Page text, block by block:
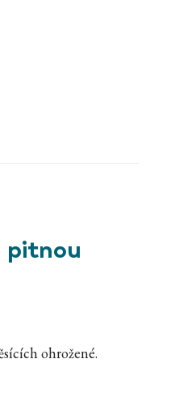
pitnou
ohrožené.